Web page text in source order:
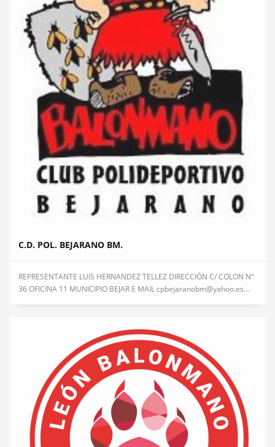
C.D. POL. BEJARANO BM.
REPRESENTANTE LUIS HERNANDEZ TELLEZ DIRECCIÓN C/ COLON Nº
36 OFICINA 11 MUNICIPIO BEJAR E MAIL cpbejaranobm@yahoo.es...